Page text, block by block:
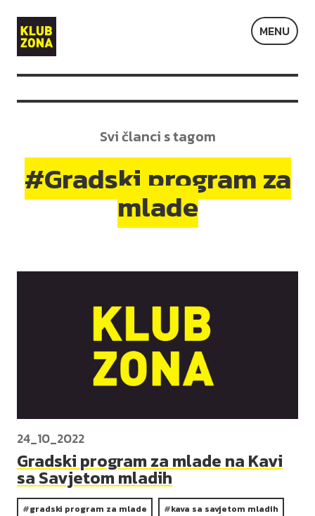
Klub
Zona
MENU
Svi članci s tagom
#Gradski program za
mlade
24_10_2022
Gradski program za mlade na Kavi
sa Savjetom mladih
gradski program za mlade kava sa savjetom mladih